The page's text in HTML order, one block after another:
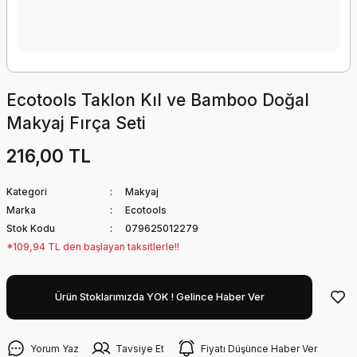
Ecotools Taklon Kıl ve Bamboo Doğal
Makyaj Fırça Seti
216,00 TL
Kategori
Makyaj
Marka
Ecotools
Stok Kodu
079625012279
*109,94 TL den başlayan taksitlerle!!
Ürün Stoklarımızda YOK ! Gelince Haber Ver
Yorum Yaz Tavsiye Et Fiyatı Düşünce Haber Ver